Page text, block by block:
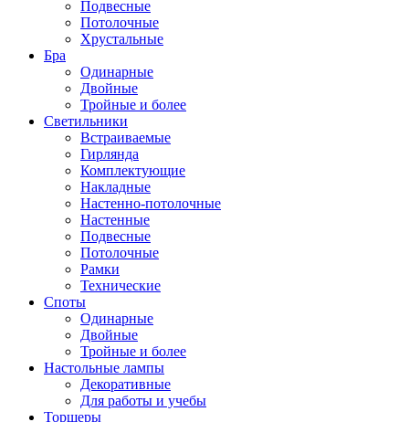
Подвесные
Потолочные
Хрустальные
Бра
Одинарные
Двойные
Тройные и более
Светильники
Встраиваемые
Гирлянда
Комплектующие
Накладные
Настенно-потолочные
Настенные
Подвесные
Потолочные
Рамки
Технические
Споты
Одинарные
Двойные
Тройные и более
Настольные лампы
Декоративные
Для работы и учебы
Торшеры